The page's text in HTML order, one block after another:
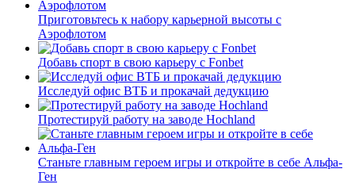
Приготовьтесь к набору карьерной высоты с
Аэрофлотом
Добавь спорт в свою карьеру с Fonbet
Исследуй офис ВТБ и прокачай дедукцию
Протестируй работу на заводе Hochland
Станьте главным героем игры и откройте в себе Альфа-
Ген